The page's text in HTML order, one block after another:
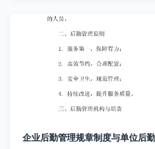
企业后勤管理规章制度与单位后